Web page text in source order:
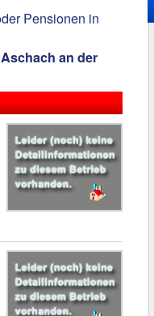
Pensionen in
an der